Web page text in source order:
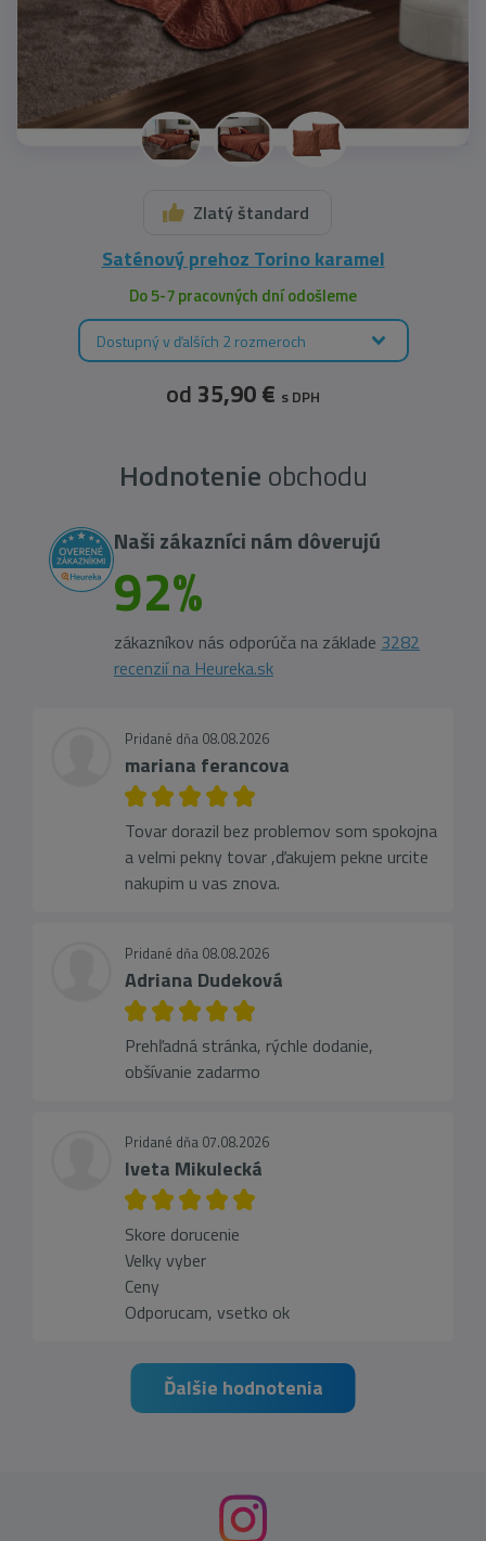
Zlatý štandard
Saténový prehoz Torino karamel
Do 5-7 pracovných dní odošleme
Dostupný v ďalších 2 rozmeroch
od 35,90 € s DPH
Hodnotenie obchodu
Naši zákazníci nám dôverujú
92%
zákazníkov nás odporúča na základe 3282
recenzií na Heureka.sk
Pridané dňa 08.08.2026
mariana ferancova
Tovar dorazil bez problemov som spokojna
a velmi pekny tovar ,ďakujem pekne urcite
nakupim u vas znova.
Pridané dňa 08.08.2026
Adriana Dudeková
Prehľadná stránka, rýchle dodanie,
obšívanie zadarmo
Pridané dňa 07.08.2026
Iveta Mikulecká
Skore dorucenie
Velky vyber
Ceny
Odporucam, vsetko ok
Ďalšie hodnotenia